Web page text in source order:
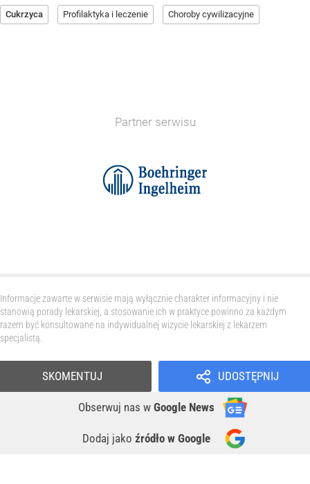
Cukrzyca Profilaktyka i leczenie Choroby cywilizacyjne
Partner serwisu
Informacje zawarte w serwisie mają wyłącznie charakter informacyjny i nie
stanowią porady lekarskiej, a stosowanie ich w praktyce powinno za każdym
razem być konsultowane na indywidualnej wizycie lekarskiej z lekarzem
specjalistą.
UDOSTĘPNIJ
Obserwuj nas w Google News
Dodaj jako źródło w Google
SKOMENTUJ